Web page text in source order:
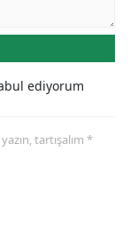
ediyorum
tartışalım *